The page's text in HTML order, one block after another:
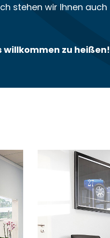
stehen wir Ihnen auch
willkommen zu heißen!